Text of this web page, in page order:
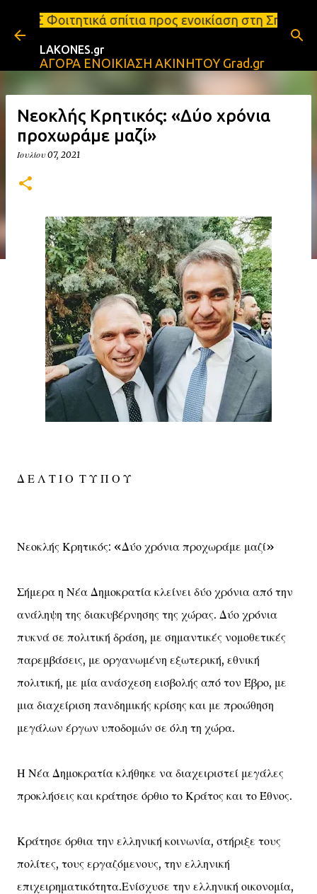
Μετάβαση στο κύριο περιεχόμενο
σπίτια προς ενοικίαση στη Σπάρτη Ενοικιάσεις
LAKONES.gr
ΑΓΟΡΑ ΕΝΟΙΚΙΑΣΗ ΑΚΙΝΗΤΟΥ Grad.gr
Νεοκλής Κρητικός: «Δύο χρόνια
προχωράμε μαζί»
Ιουλίου 07, 2021
Δ Ε Λ Τ Ι Ο Τ Υ Π Ο Υ
Νεοκλής Κρητικός: «Δύο χρόνια προχωράμε μαζί»
Σήμερα η Νέα Δημοκρατία κλείνει δύο χρόνια από την
ανάληψη της διακυβέρνησης της χώρας. Δύο χρόνια
πυκνά σε πολιτική δράση, με σημαντικές νομοθετικές
παρεμβάσεις, με οργανωμένη εξωτερική, εθνική
πολιτική, με μία ανάσχεση εισβολής από τον Έβρο, με
μια διαχείριση πανδημικής κρίσης και με προώθηση
μεγάλων έργων υποδομών σε όλη τη χώρα.
Η Νέα Δημοκρατία κλήθηκε να διαχειριστεί μεγάλες
προκλήσεις και κράτησε όρθιο το Κράτος και το Έθνος.
Κράτησε όρθια την ελληνική κοινωνία, στήριξε τους
πολίτες, τους εργαζόμενους, την ελληνική
επιχειρηματικότητα.Ενίσχυσε την ελληνική οικονομία,